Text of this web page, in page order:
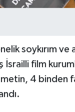
soykırım
İsrailli film
4 binden